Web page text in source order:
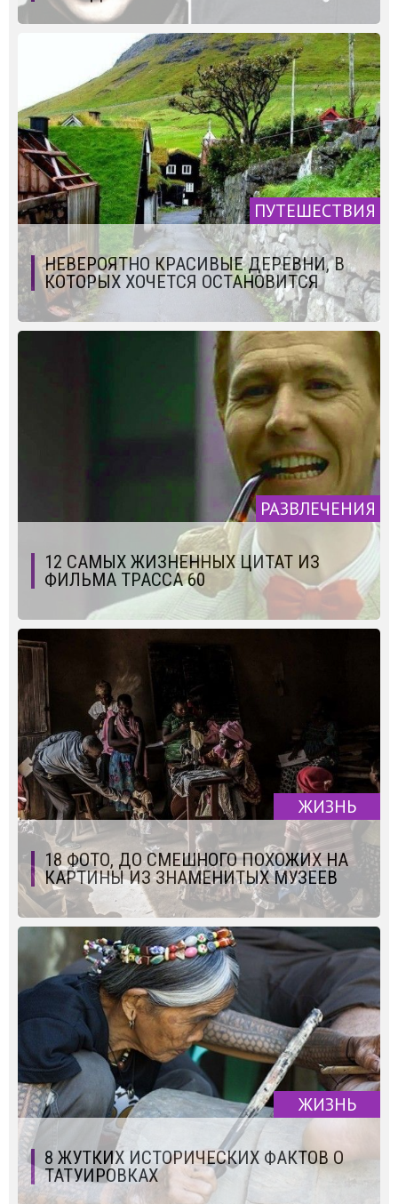
ПУТЕШЕСТВИЯ
НЕВЕРОЯТНО КРАСИВЫЕ ДЕРЕВНИ, В
КОТОРЫХ ХОЧЕТСЯ ОСТАНОВИТСЯ
РАЗВЛЕЧЕНИЯ
12 САМЫХ ЖИЗНЕННЫХ ЦИТАТ ИЗ
ФИЛЬМА ТРАССА 60
ЖИЗНЬ
18 ФОТО, ДО СМЕШНОГО ПОХОЖИХ НА
КАРТИНЫ ИЗ ЗНАМЕНИТЫХ МУЗЕЕВ
ЖИЗНЬ
8 ЖУТКИХ ИСТОРИЧЕСКИХ ФАКТОВ О
ТАТУИРОВКАХ